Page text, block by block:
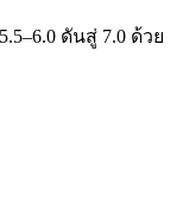
ดันสู่ 7.0 ด้วย